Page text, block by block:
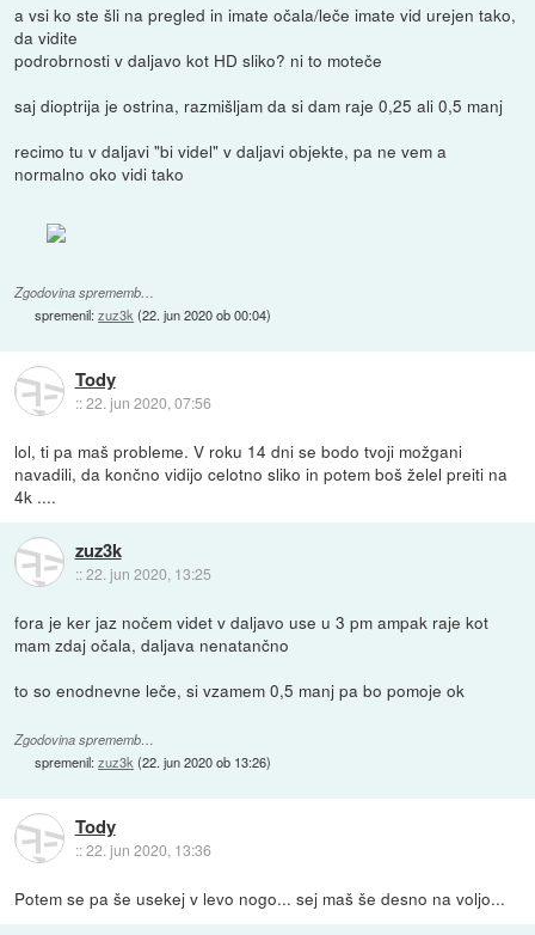
a vsi ko ste šli na pregled in imate očala/leče imate vid urejen tako,
da vidite
podrobrnosti v daljavo kot HD sliko? ni to moteče
saj dioptrija je ostrina, razmišljam da si dam raje 0,25 ali 0,5 manj
recimo tu v daljavi "bi videl" v daljavi objekte, pa ne vem a
normalno oko vidi tako
Zgodovina sprememb…
spremenil:zuz3k (22. jun 2020 ob 00:04)
Tody
::22. jun 2020, 07:56
lol, ti pa maš probleme. V roku 14 dni se bodo tvoji možgani
navadili, da končno vidijo celotno sliko in potem boš želel preiti na
4k ....
zuz3k
::22. jun 2020, 13:25
fora je ker jaz nočem videt v daljavo use u 3 pm ampak raje kot
mam zdaj očala, daljava nenatančno
to so enodnevne leče, si vzamem 0,5 manj pa bo pomoje ok
Zgodovina sprememb…
spremenil:zuz3k (22. jun 2020 ob 13:26)
Tody
::22. jun 2020, 13:36
Potem se pa še usekej v levo nogo... sej maš še desno na voljo...